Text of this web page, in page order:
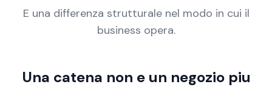
E una differenza strutturale nel modo in cui il
business opera.
Una catena non e un negozio piu